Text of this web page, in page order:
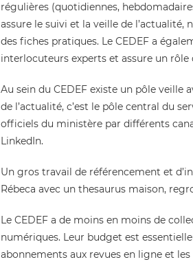
régulières (quotidiennes,
assure le suivi et la veille de
des fiches pratiques. Le CEDEF a
interlocuteurs experts et assure un rôle
Au sein du CEDEF existe un pôle veille
de l’actualité, c’est le pôle central du
officiels du ministère par différents
LinkedIn.
Un gros travail de référencement et
Rébeca avec un thesaurus maison,
Le CEDEF a de moins en moins de
numériques. Leur budget est
abonnements aux revues en ligne et les